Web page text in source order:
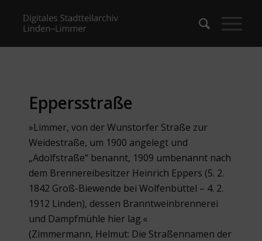
Eppersstraße
»Limmer, von der Wunstorfer Straße zur
Weidestraße, um 1900 angelegt und
„Adolfstraße“ benannt, 1909 umbenannt nach
dem Brennereibesitzer Heinrich Eppers (5. 2.
1842 Groß-Biewende bei Wolfenbüttel – 4. 2.
1912 Linden), dessen Branntweinbrennerei
und Dampfmühle hier lag.«
(Zimmermann, Helmut: Die Straßennamen der